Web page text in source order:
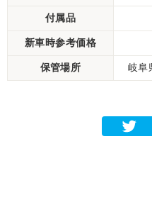
付属品
新車時参考価格
保管場所 岐阜